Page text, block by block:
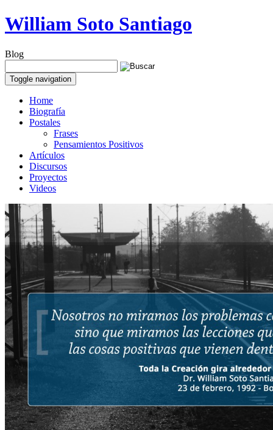
William Soto Santiago
Blog
Toggle navigation
Home
Biografía
Postales
Frases
Pensamientos Positivos
Artículos
Discursos
Proyectos
Videos